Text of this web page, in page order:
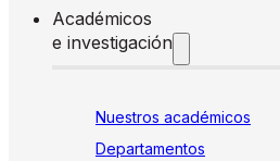
Académicos
e investigación
Nuestros académicos
Departamentos